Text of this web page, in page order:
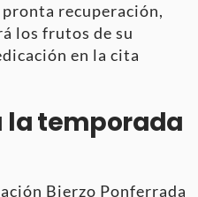
pronta recuperación,
los frutos de su
en la cita
la temporada
Bierzo Ponferrada